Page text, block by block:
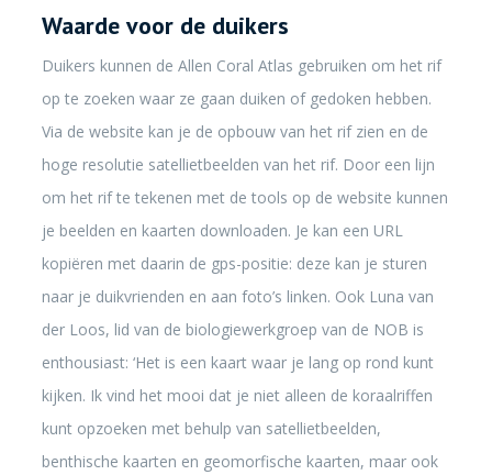
Waarde voor de duikers
Duikers kunnen de Allen Coral Atlas gebruiken om het rif
op te zoeken waar ze gaan duiken of gedoken hebben.
Via de website kan je de opbouw van het rif zien en de
hoge resolutie satellietbeelden van het rif. Door een lijn
om het rif te tekenen met de tools op de website kunnen
je beelden en kaarten downloaden. Je kan een URL
kopiëren met daarin de gps-positie: deze kan je sturen
naar je duikvrienden en aan foto’s linken. Ook Luna van
der Loos, lid van de biologiewerkgroep van de NOB is
enthousiast: ‘Het is een kaart waar je lang op rond kunt
kijken. Ik vind het mooi dat je niet alleen de koraalriffen
kunt opzoeken met behulp van satellietbeelden,
benthische kaarten en geomorfische kaarten, maar ook